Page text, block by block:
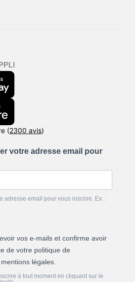
(2300 avis)
votre adresse email pour
adresse email pour vous inscrire. Ex. :
vos e-mails et confirme avoir
de votre politique de
légales.
à tout moment en cliquant sur le